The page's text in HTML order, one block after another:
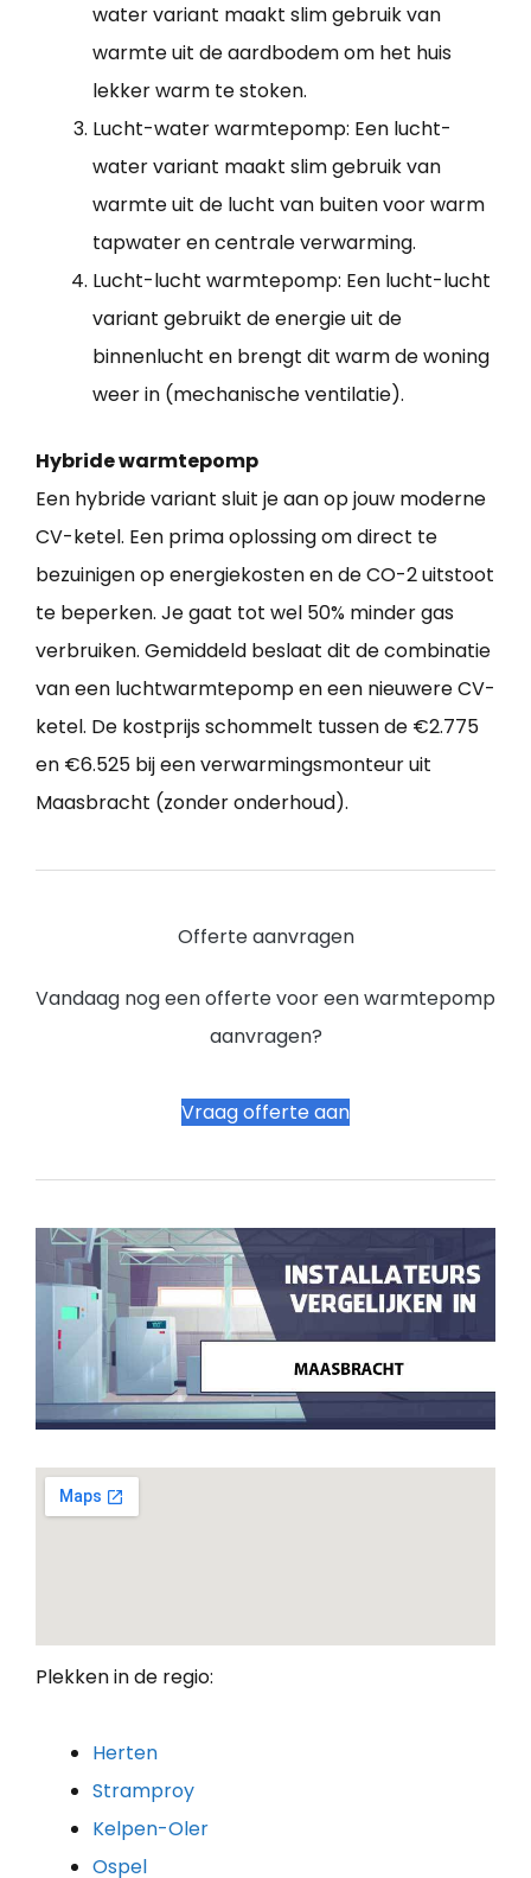
water variant maakt slim gebruik van
warmte uit de aardbodem om het huis
lekker warm te stoken.
Lucht-water warmtepomp: Een lucht-
water variant maakt slim gebruik van
warmte uit de lucht van buiten voor warm
tapwater en centrale verwarming.
Lucht-lucht warmtepomp: Een lucht-lucht
variant gebruikt de energie uit de
binnenlucht en brengt dit warm de woning
weer in (mechanische ventilatie).
Hybride warmtepomp
Een hybride variant sluit je aan op jouw moderne
CV-ketel. Een prima oplossing om direct te
bezuinigen op energiekosten en de CO-2 uitstoot
te beperken. Je gaat tot wel 50% minder gas
verbruiken. Gemiddeld beslaat dit de combinatie
van een luchtwarmtepomp en een nieuwere CV-
ketel. De kostprijs schommelt tussen de €2.775
en €6.525 bij een verwarmingsmonteur uit
Maasbracht (zonder onderhoud).
Offerte aanvragen
Vandaag nog een offerte voor een warmtepomp
aanvragen?
Vraag offerte aan
Plekken in de regio:
Herten
Stramproy
Kelpen-Oler
Ospel